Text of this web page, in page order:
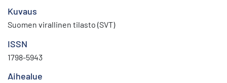
Kuvaus
Suomen virallinen tilasto (SVT)
ISSN
1798-5943
Aihealue